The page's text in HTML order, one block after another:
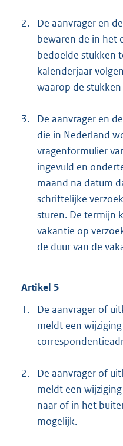
2.
De aanvrager en
bewaren de in het
bedoelde stukken
kalenderjaar
waarop de
3.
De aanvrager en
die in Nederland
vragenformulier
ingevuld en
maand na datum
schriftelijke
sturen. De termijn
vakantie op
de duur van de
Artikel 5
1.
De aanvrager of
meldt een
2.
De aanvrager of
meldt een
naar of in het
mogelijk.